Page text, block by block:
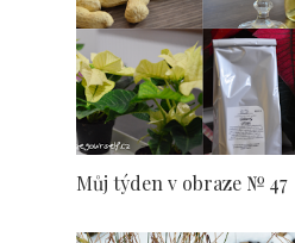
Můj týden v obraze № 47